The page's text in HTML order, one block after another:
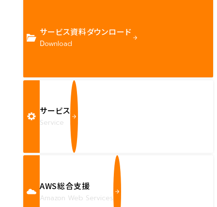
サービス資料ダウンロード
Download
サービス
Service
AWS総合支援
Amazon Web Services